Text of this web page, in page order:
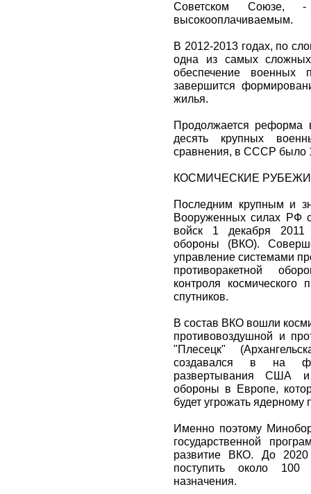
Советском Союзе,
высокооплачиваемым.
В 2012-2013 годах, по
одна из самых
обеспечение
завершится
жилья.
Продолжается реформа
десять крупных
сравнения, в СССР было
КОСМИЧЕСКИЕ РУБЕЖИ
Последним крупным и
Вооруженных силах РФ
войск 1 декабря 2011
обороны (ВКО).
управление системами
противоракетной
контроля космического
спутников.
В состав ВКО вошли
противовоздушной и
"Плесецк"
создавался в на
развертывания США и
обороны в Европе,
будет угрожать ядерному
Именно поэтому
государственной
развитие ВКО. До
поступить около 100
назначения.